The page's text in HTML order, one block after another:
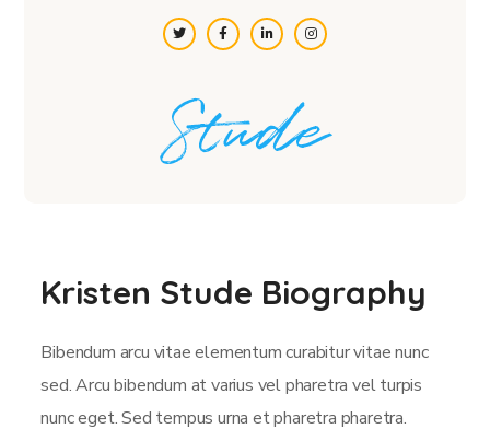
Kristen Stude Biography
Bibendum arcu vitae elementum curabitur vitae nunc
sed. Arcu bibendum at varius vel pharetra vel turpis
nunc eget. Sed tempus urna et pharetra pharetra.